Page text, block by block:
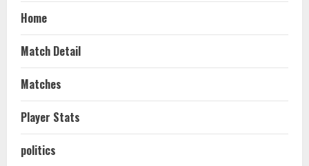
Home
Match Detail
Matches
Player Stats
politics